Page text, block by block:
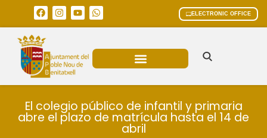
ELECTRONIC OFFICE
El colegio público de infantil y primaria
abre el plazo de matrícula hasta el 14 de
abril